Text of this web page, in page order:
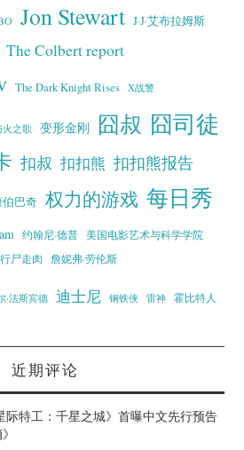
Jon Stewart J·J·艾布拉姆斯
The Colbert report
The Dark Knight Rises X战警
火之歌 变形金刚 囧叔 囧司徒
扣叔 扣扣熊 扣扣熊报告
伯巴奇 权力的游戏 每日秀
约翰尼·德普
美国电影艺术与科学学院
行尸走肉 詹妮弗·劳伦斯
·法斯宾德 迪士尼 钢铁侠 雷神 霍比特人
近期评论
际特工：千星之城》首曝中文先行预告
》